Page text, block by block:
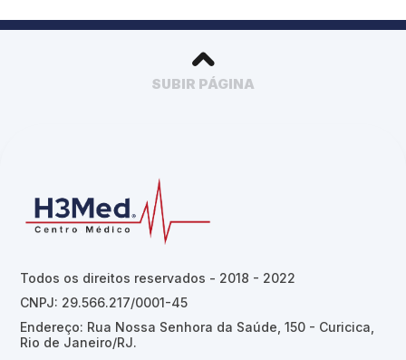
SUBIR PÁGINA
Todos os direitos reservados - 2018 - 2022
CNPJ: 29.566.217/0001-45
Endereço: Rua Nossa Senhora da Saúde, 150 - Curicica,
Rio de Janeiro/RJ.